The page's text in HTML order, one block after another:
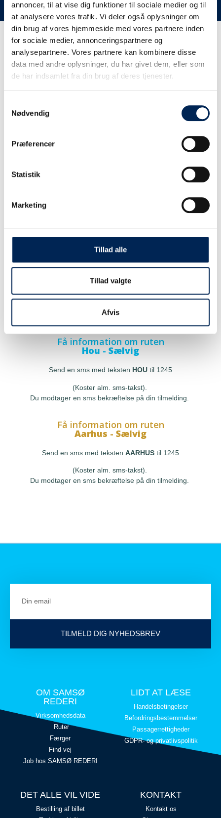
annoncer, til at vise dig funktioner til sociale medier og til
at analysere vores trafik. Vi deler også oplysninger om
din brug af vores hjemmeside med vores partnere inden
for sociale medier, annonceringspartnere og
analysepartnere. Vores partnere kan kombinere disse
data med andre oplysninger, du har givet dem, eller som
de har indsamlet fra din brug af deres tjenester.
Nødvendig
Præferencer
Statistik
Marketing
Tillad alle
Tillad valgte
Afvis
Vi takker for jeres forståelse.
Få trafikinformation på
sms
tjekke vores hjemmeside eller ringe til os.
Få information om ruten
Hou - Sælvig
Send en sms med teksten HOU til 1245
(Koster alm. sms-takst).
Du modtager en sms bekræftelse på din tilmelding.
Få information om ruten
Aarhus - Sælvig
Send en sms med teksten AARHUS til 1245
(Koster alm. sms-takst).
Du modtager en sms bekræftelse på din tilmelding.
TILMELD DIG NYHEDSBREV
OM SAMSØ
REDERI
Virksomhedsdata
Ruter
Færger
Find vej
Job hos SAMSØ REDERI
LIDT AT LÆSE
Handelsbetingelser
Befordringsbestemmelser
Passagerrettigheder
GDPR- og privatlivspolitik
DET ALLE VIL VIDE
Bestilling af billet
KONTAKT
Kontakt os